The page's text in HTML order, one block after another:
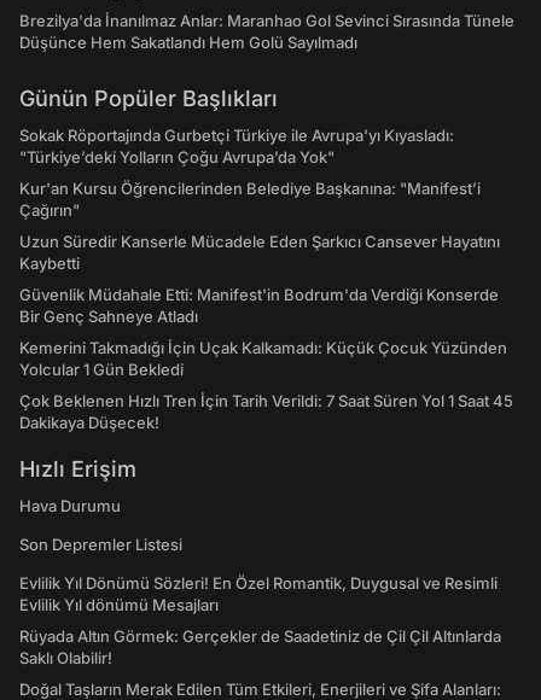
Brezilya'da İnanılmaz Anlar: Maranhao Gol Sevinci Sırasında Tünele
Düşünce Hem Sakatlandı Hem Golü Sayılmadı
Günün Popüler Başlıkları
Sokak Röportajında Gurbetçi Türkiye ile Avrupa'yı Kıyasladı:
"Türkiye’deki Yolların Çoğu Avrupa’da Yok"
Kur'an Kursu Öğrencilerinden Belediye Başkanına: "Manifest’i
Çağırın"
Uzun Süredir Kanserle Mücadele Eden Şarkıcı Cansever Hayatını
Kaybetti
Güvenlik Müdahale Etti: Manifest'in Bodrum'da Verdiği Konserde
Bir Genç Sahneye Atladı
Kemerini Takmadığı İçin Uçak Kalkamadı: Küçük Çocuk Yüzünden
Yolcular 1 Gün Bekledi
Çok Beklenen Hızlı Tren İçin Tarih Verildi: 7 Saat Süren Yol 1 Saat 45
Dakikaya Düşecek!
Hızlı Erişim
Hava Durumu
Son Depremler Listesi
Evlilik Yıl Dönümü Sözleri! En Özel Romantik, Duygusal ve Resimli
Evlilik Yıl dönümü Mesajları
Rüyada Altın Görmek: Gerçekler de Saadetiniz de Çil Çil Altınlarda
Saklı Olabilir!
Doğal Taşların Merak Edilen Tüm Etkileri, Enerjileri ve Şifa Alanları: